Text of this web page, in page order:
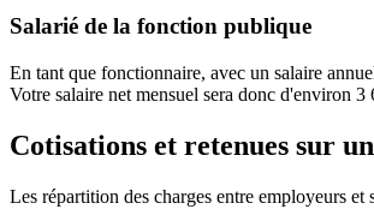
Salarié de la fonction publique
En tant que fonctionnaire, avec un salaire
Votre salaire net mensuel sera donc d'environ 3
Cotisations et retenues sur
Les répartition des charges entre employeurs et